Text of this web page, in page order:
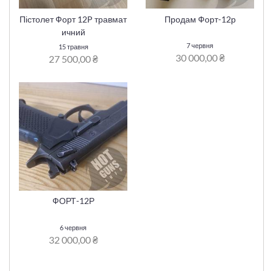
Пістолет Форт 12P травмат
ичний
15 травня
27 500,00 ₴
Продам Форт-12р
7 червня
30 000,00 ₴
ФОРТ-12Р
6 червня
32 000,00 ₴